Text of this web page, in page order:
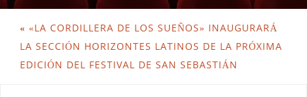
« «LA CORDILLERA DE LOS SUEÑOS» INAUGURARÁ
LA SECCIÓN HORIZONTES LATINOS DE LA PRÓXIMA
EDICIÓN DEL FESTIVAL DE SAN SEBASTIÁN